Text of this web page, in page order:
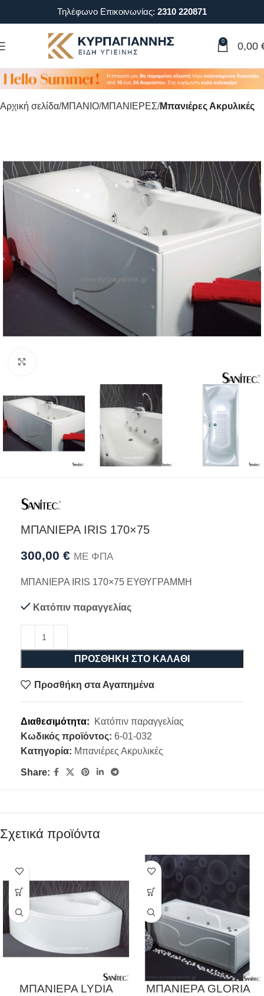
Τηλέφωνο Επικοινωνίας: 2310 220871
0 0,00
Αρχική σελίδα ΜΠΑΝΙΟ ΜΠΑΝΙΕΡΕΣ Μπανιέρες Ακρυλικές
ΜΠΑΝΙΕΡΑ IRIS 170×75
300,00 € ΜΕ ΦΠΑ
ΜΠΑΝΙΕΡΑ IRIS 170×75 ΕΥΘΥΓΡΑΜΜΗ
Κατόπιν παραγγελίας
ΠΡΟΣΘΉΚΗ ΣΤΟ ΚΑΛΆΘΙ
Προσθήκη στα Αγαπημένα
Διαθεσιμότητα:
Κατόπιν παραγγελίας
Κωδικός προϊόντος: 6-01-032
Κατηγορία: Μπανιέρες Ακρυλικές
Share:
Σχετικά προϊόντα
ΜΠΑΝΙΕΡΑ LYDIA
ΜΠΑΝΙΕΡΑ GLORIA